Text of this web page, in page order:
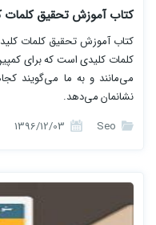
کتاب آموزش تحقیق کلمات
کتاب آموزش تحقیق کلمات
کلمات کلیدی است که برای
می‌مانند و به ما می‌گویند
نشانمان می‌دهد.